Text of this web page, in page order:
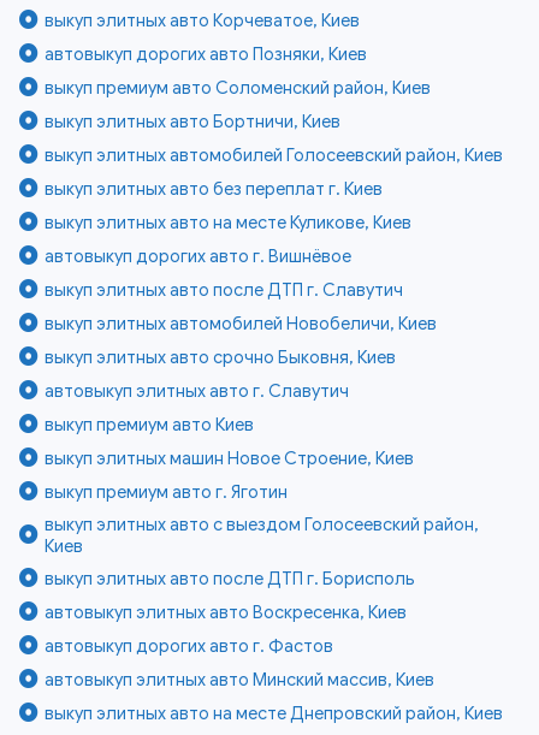
выкуп элитных авто Корчеватое, Киев
автовыкуп дорогих авто Позняки, Киев
выкуп премиум авто Соломенский район, Киев
выкуп элитных авто Бортничи, Киев
выкуп элитных автомобилей Голосеевский район, Киев
выкуп элитных авто без переплат г. Киев
выкуп элитных авто на месте Куликове, Киев
автовыкуп дорогих авто г. Вишнёвое
выкуп элитных авто после ДТП г. Славутич
выкуп элитных автомобилей Новобеличи, Киев
выкуп элитных авто срочно Быковня, Киев
автовыкуп элитных авто г. Славутич
выкуп премиум авто Киев
выкуп элитных машин Новое Строение, Киев
выкуп премиум авто г. Яготин
выкуп элитных авто с выездом Голосеевский район,
Киев
выкуп элитных авто после ДТП г. Борисполь
автовыкуп элитных авто Воскресенка, Киев
автовыкуп дорогих авто г. Фастов
автовыкуп элитных авто Минский массив, Киев
выкуп элитных авто на месте Днепровский район, Киев